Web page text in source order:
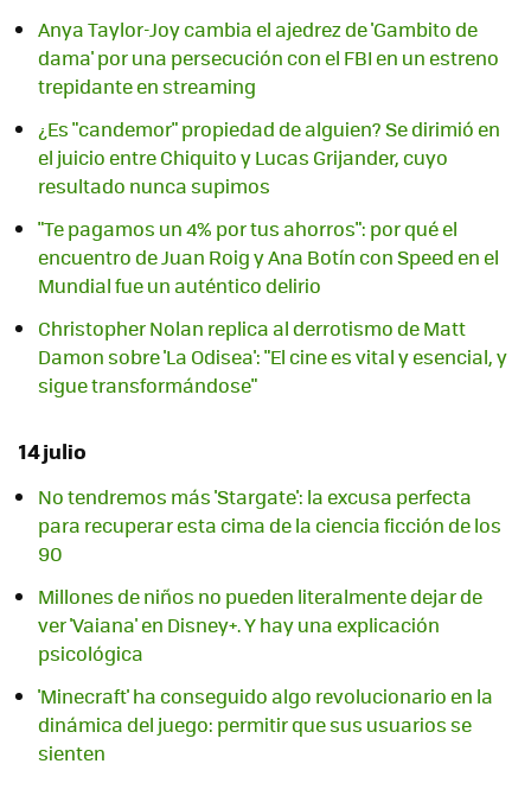
Anya Taylor-Joy cambia el ajedrez de 'Gambito de
dama' por una persecución con el FBI en un estreno
trepidante en streaming
¿Es "candemor" propiedad de alguien? Se dirimió en
el juicio entre Chiquito y Lucas Grijander, cuyo
resultado nunca supimos
"Te pagamos un 4% por tus ahorros": por qué el
encuentro de Juan Roig y Ana Botín con Speed en el
Mundial fue un auténtico delirio
Christopher Nolan replica al derrotismo de Matt
Damon sobre 'La Odisea': "El cine es vital y esencial, y
sigue transformándose"
14 julio
No tendremos más 'Stargate': la excusa perfecta
para recuperar esta cima de la ciencia ficción de los
90
Millones de niños no pueden literalmente dejar de
ver 'Vaiana' en Disney+. Y hay una explicación
psicológica
'Minecraft' ha conseguido algo revolucionario en la
dinámica del juego: permitir que sus usuarios se
sienten